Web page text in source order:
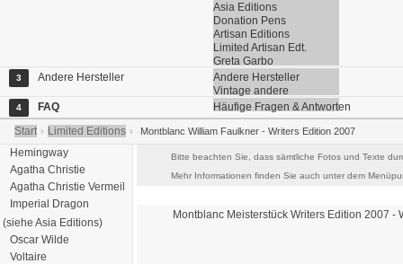
Asia Editions
Donation Pens
Artisan Editions
Limited Artisan Edt.
Greta Garbo
3 Andere Hersteller
Andere Hersteller
Vintage andere
4 FAQ
Häufige Fragen & Antworten
Start › Limited Editions › Montblanc William Faulkner - Writers Edition 2007
Hemingway
Agatha Christie
Agatha Christie Vermeil
Imperial Dragon
(siehe Asia Editions)
Oscar Wilde
Voltaire
Bitte beachten Sie, dass sämtliche Fotos und Texte
Mehr Informationen finden Sie auch unter dem
Montblanc Meisterstück Writers Edition 2007 -